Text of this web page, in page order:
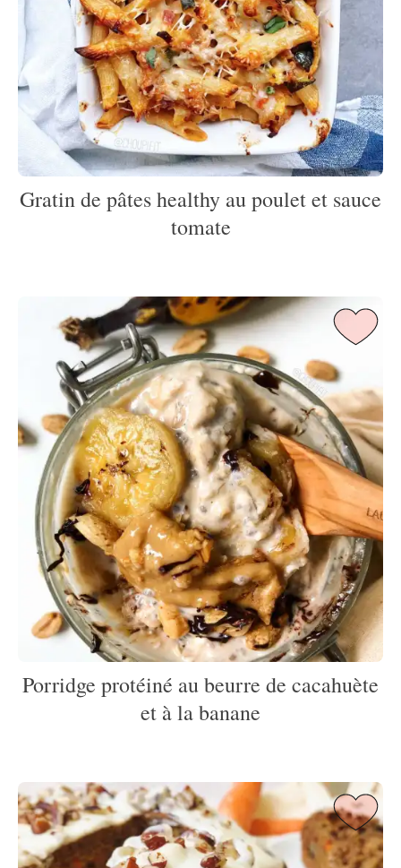
Gratin de pâtes healthy au poulet et sauce
tomate
Porridge protéiné au beurre de cacahuète
et à la banane